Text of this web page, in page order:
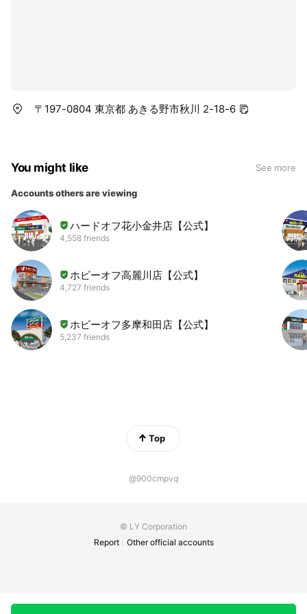
〒197-0804 東京都 あきる野市秋川 2-18-6
You might like See more
Accounts others are viewing
ハードオフ花小金井店【公式】
4,558 friends
ホビーオフ高麗川店【公式】
4,727 friends
ホビーオフ多摩和田店【公式】
5,237 friends
Top
@900cmpvq
© LY Corporation
Report
Other official accounts